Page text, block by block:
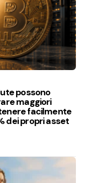
possono
maggiori
facilmente
dei propri asset